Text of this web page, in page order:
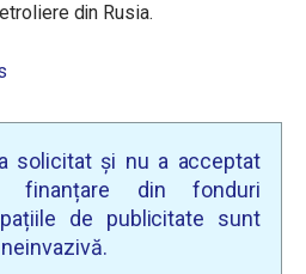
din Rusia.
solicitat și nu a acceptat
din fonduri
de publicitate sunt